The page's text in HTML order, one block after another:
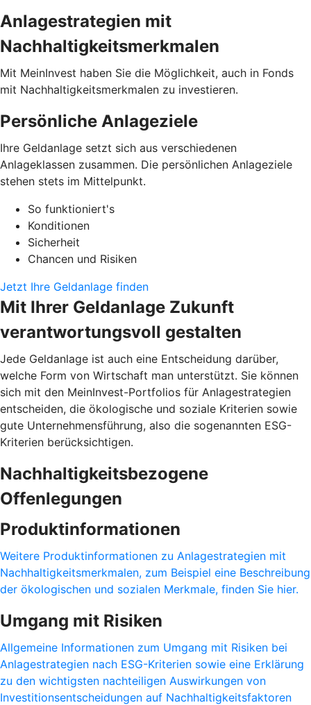
Anlagestrategien mit
Nachhaltigkeitsmerkmalen
Mit MeinInvest haben Sie die Möglichkeit, auch in Fonds
mit Nachhaltigkeitsmerkmalen zu investieren.
Persönliche Anlageziele
Ihre Geldanlage setzt sich aus verschiedenen
Anlageklassen zusammen. Die persönlichen Anlageziele
stehen stets im Mittelpunkt.
So funktioniert's
Konditionen
Sicherheit
Chancen und Risiken
Jetzt Ihre Geldanlage finden
Mit Ihrer Geldanlage Zukunft
verantwortungsvoll gestalten
Jede Geldanlage ist auch eine Entscheidung darüber,
welche Form von Wirtschaft man unterstützt. Sie können
sich mit den MeinInvest-Portfolios für Anlagestrategien
entscheiden, die ökologische und soziale Kriterien sowie
gute Unternehmensführung, also die sogenannten ESG-
Kriterien berücksichtigen.
Nachhaltigkeitsbezogene
Offenlegungen
Produktinformationen
Weitere Produktinformationen zu Anlagestrategien mit
Nachhaltigkeitsmerkmalen, zum Beispiel eine Beschreibung
der ökologischen und sozialen Merkmale, finden Sie hier.
Umgang mit Risiken
Allgemeine Informationen zum Umgang mit Risiken bei
Anlagestrategien nach ESG-Kriterien sowie eine Erklärung
zu den wichtigsten nachteiligen Auswirkungen von
Investitionsentscheidungen auf Nachhaltigkeitsfaktoren